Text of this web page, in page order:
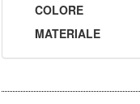
COLORE
MATERIALE